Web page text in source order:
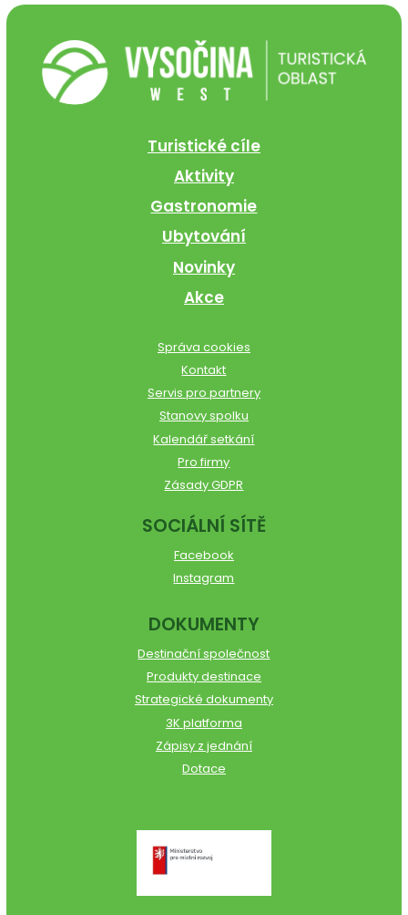
Turistické cíle
Aktivity
Gastronomie
Ubytování
Novinky
Akce
Správa cookies
Kontakt
Servis pro partnery
Stanovy spolku
Kalendář setkání
Pro firmy
Zásady GDPR
SOCIÁLNÍ SÍTĚ
Facebook
Instagram
DOKUMENTY
Destinační společnost
Produkty destinace
Strategické dokumenty
3K platforma
Zápisy z jednání
Dotace